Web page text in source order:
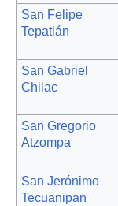
San Felipe
Tepatlán
San Gabriel
Chilac
San Gregorio
Atzompa
San Jerónimo
Tecuanipan